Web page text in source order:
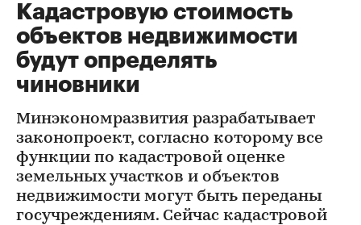
Кадастровую стоимость
объектов недвижимости
будут определять
чиновники
Минэкономразвития разрабатывает
законопроект, согласно которому все
функции по кадастровой оценке
земельных участков и объектов
недвижимости могут быть переданы
госучреждениям. Сейчас кадастровой